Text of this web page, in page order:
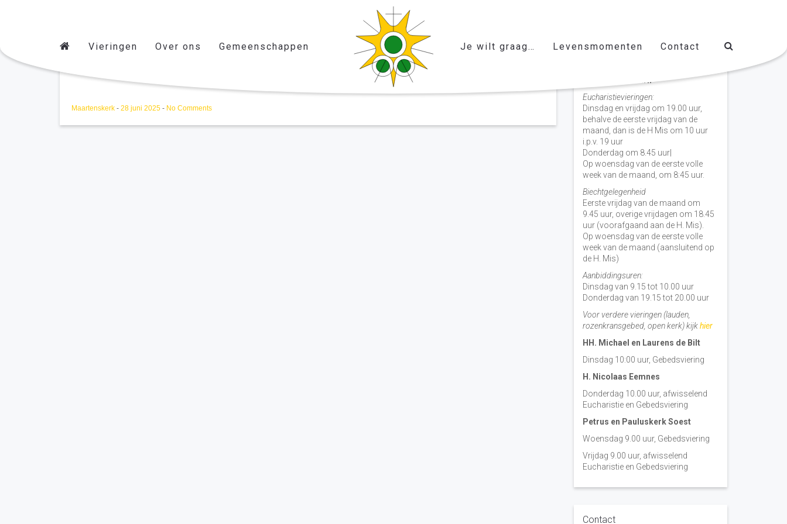
Vieringen Over ons Gemeenschappen Je wilt graag… Levensmomenten Contact
Maartenskerk - 28 juni 2025 - No Comments
Vieringen door de week
H. Nicolaas Baarn
Eucharistievieringen:
Dinsdag en vrijdag om 19.00 uur,
behalve de eerste vrijdag van de
maand, dan is de H Mis om 10 uur
i.p.v. 19 uur
Donderdag om 8.45 uur|
Op woensdag van de eerste volle
week van de maand, om 8:45 uur.
Biechtgelegenheid
Eerste vrijdag van de maand om
9.45 uur, overige vrijdagen om 18.45
uur (voorafgaand aan de H. Mis).
Op woensdag van de eerste volle
week van de maand (aansluitend op
de H. Mis)
Aanbiddingsuren:
Dinsdag van 9.15 tot 10.00 uur
Donderdag van 19.15 tot 20.00 uur
Voor verdere vieringen (lauden,
rozenkransgebed, open kerk) kijkhier
HH. Michael en Laurens de Bilt
Dinsdag 10:00 uur, Gebedsviering
H. Nicolaas Eemnes
Donderdag 10.00 uur, afwisselend
Eucharistie en Gebedsviering
Petrus en Pauluskerk Soest
Woensdag 9.00 uur, Gebedsviering
Vrijdag 9.00 uur, afwisselend
Eucharistie en Gebedsviering
Contact